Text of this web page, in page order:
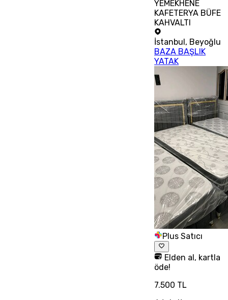
YEMEKHENE
KAFETERYA BÜFE
KAHVALTI
İstanbul, Beyoğlu
BAZA BAŞLIK
YATAK
Plus Satıcı
Elden al, kartla
öde!
7.500 TL